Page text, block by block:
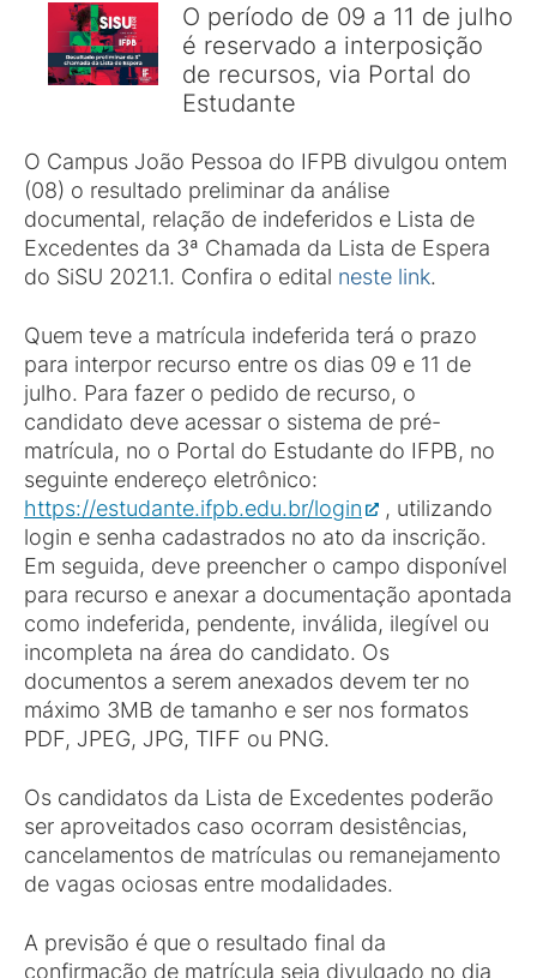
O período de 09 a 11 de julho
é reservado a interposição
de recursos, via Portal do
Estudante
O Campus João Pessoa do IFPB divulgou ontem
(08) o resultado preliminar da análise
documental, relação de indeferidos e Lista de
Excedentes da 3ª Chamada da Lista de Espera
do SiSU 2021.1. Confira o edital neste link.
Quem teve a matrícula indeferida terá o prazo
para interpor recurso entre os dias 09 e 11 de
julho. Para fazer o pedido de recurso, o
candidato deve acessar o sistema de pré-
matrícula, no o Portal do Estudante do IFPB, no
seguinte endereço eletrônico:
https://estudante.ifpb.edu.br/login
, utilizando
login e senha cadastrados no ato da inscrição.
Em seguida, deve preencher o campo disponível
para recurso e anexar a documentação apontada
como indeferida, pendente, inválida, ilegível ou
incompleta na área do candidato. Os
documentos a serem anexados devem ter no
máximo 3MB de tamanho e ser nos formatos
PDF, JPEG, JPG, TIFF ou PNG.
Os candidatos da Lista de Excedentes poderão
ser aproveitados caso ocorram desistências,
cancelamentos de matrículas ou remanejamento
de vagas ociosas entre modalidades.
A previsão é que o resultado final da
confirmação de matrícula seja divulgado no dia